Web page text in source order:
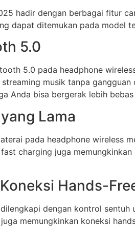
hadir dengan berbagai fitur
dapat ditemukan pada model
5.0
5.0 pada headphone
musik tanpa
Anda bisa bergerak lebih
Lama
pada headphone wireless
charging juga
Hands-
dengan kontrol
memungkinkan koneksi